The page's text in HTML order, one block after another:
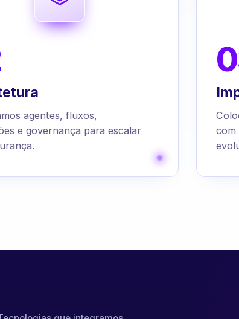
agentes, fluxos,
e governança para escalar
com